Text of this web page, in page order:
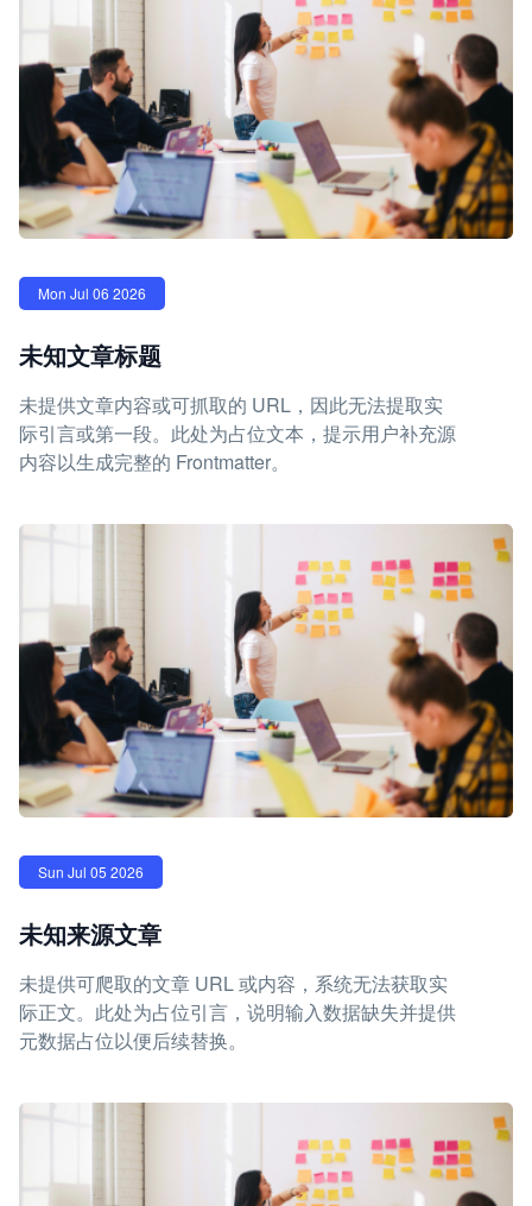
Mon Jul 06 2026
未知文章标题
未提供文章内容或可抓取的 URL，因此无法提取实
际引言或第一段。此处为占位文本，提示用户补充源
内容以生成完整的 Frontmatter。
Sun Jul 05 2026
未知来源文章
未提供可爬取的文章 URL 或内容，系统无法获取实
际正文。此处为占位引言，说明输入数据缺失并提供
元数据占位以便后续替换。